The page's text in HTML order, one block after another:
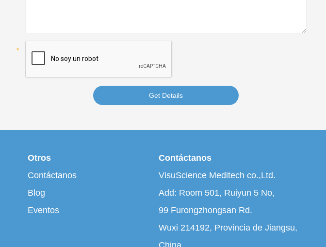
Get Details
Otros
Contáctanos
Blog
Eventos
Contáctanos
VisuScience Meditech co.,Ltd.
Add: Room 501, Ruiyun 5 No,
99 Furongzhongsan Rd.
Wuxi 214192, Provincia de Jiangsu,
China